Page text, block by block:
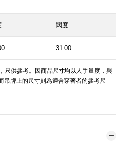
闊度
31.00
只供參考。因商品尺寸均以人手量度，與
吊牌上的尺寸則為適合穿著者的參考尺